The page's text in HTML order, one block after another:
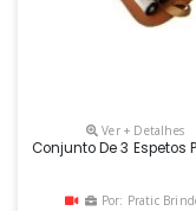
Ver + Detalhes
Conjunto De 3 Espetos
Por: Pratic